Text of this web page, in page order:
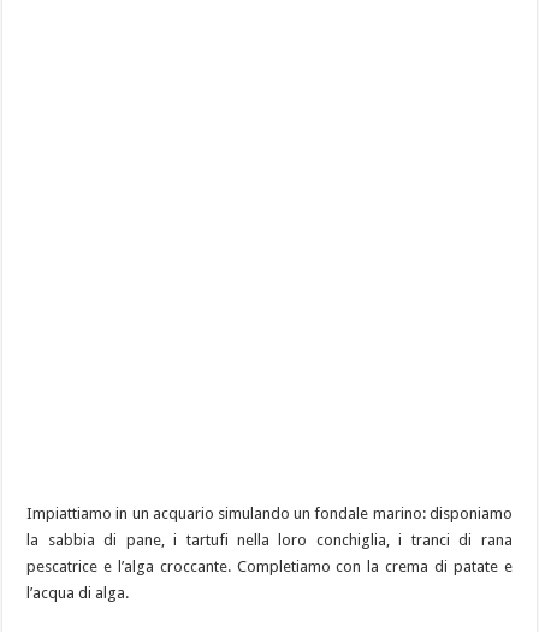
Impiattiamo in un acquario simulando un fondale marino: disponiamo
la sabbia di pane, i tartufi nella loro conchiglia, i tranci di rana
pescatrice e l’alga croccante. Completiamo con la crema di patate e
l’acqua di alga.